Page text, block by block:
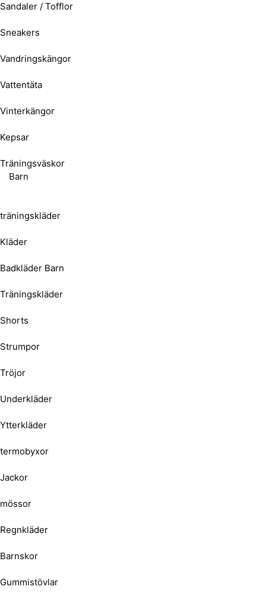
Sandaler / Tofflor
Sneakers
Vandringskängor
Vattentäta
Vinterkängor
Kepsar
Träningsväskor
Barn
träningskläder
Kläder
Badkläder Barn
Träningskläder
Shorts
Strumpor
Tröjor
Underkläder
Ytterkläder
termobyxor
Jackor
mössor
Regnkläder
Barnskor
Gummistövlar